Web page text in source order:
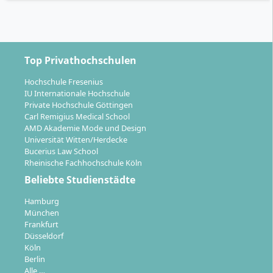
Hochschule?
Ein Studium an der FOM kostet je nach Studiengang
und Abschluss meist zwischen
Monat. Die Gesamtkosten liegen bei vielen Bachelor-
und Masterstudiengängen im fünfstelligen Bereich.
Die genaue Höhe hängt vom Studiengang, der
Studiendauer, dem Abschluss und möglichen
Zusatzgebühren ab.
In den gepflegten Studiengangsdaten liegen viele
berufsbegleitende Bachelorangebote der FOM
zwischen rund
Masterstudiengänge bewegen sich häufig zwischen
Top Privathochschulen
Hochschule Fresenius
IU Internationale Hochschule
Private Hochschule Göttingen
Carl Remigius Medical School
AMD Akademie Mode und Design
Universität Witten/Herdecke
Bucerius Law School
Rheinische Fachhochschule Köln
Beliebte Studienstädte
Hamburg
München
Frankfurt
Düsseldorf
Köln
Berlin